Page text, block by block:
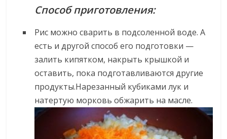
Способ приготовления:
Рис можно сварить в подсоленной воде. А
есть и другой способ его подготовки —
залить кипятком, накрыть крышкой и
оставить, пока подготавливаются другие
продукты.Нарезанный кубиками лук и
натертую морковь обжарить на масле.